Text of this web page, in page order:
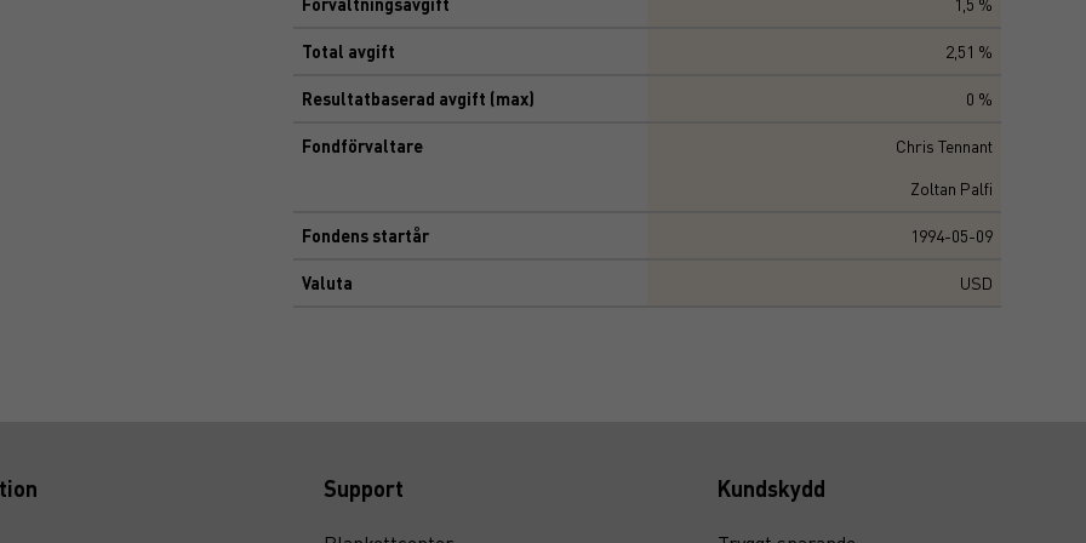
Total avgift 2,51 %
Resultatbaserad avgift (max) 0 %
Fondförvaltare
Chris Tennant
Zoltan Palfi
Fondens startår 1994-05-09
Valuta USD
Support Kundskydd